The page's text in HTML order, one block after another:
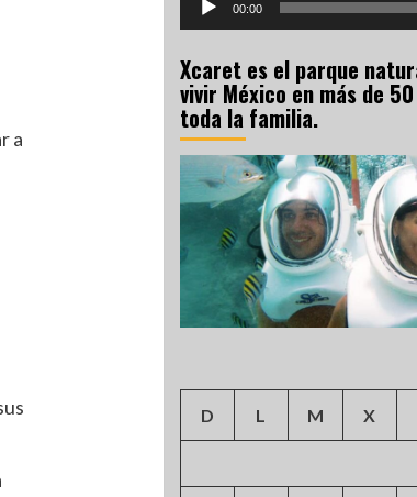
a
00:00
Xcaret es el parque
vivir México en más de
toda la familia.
D L M X